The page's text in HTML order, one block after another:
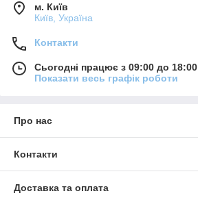
м. Київ
Київ, Україна
Контакти
Сьогодні працює з 09:00 до 18:00
Показати весь графік роботи
Про нас
Контакти
Доставка та оплата